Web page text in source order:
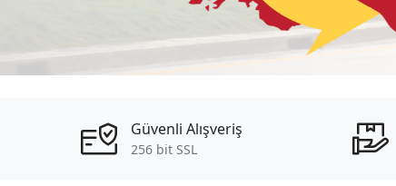
Güvenli Alışveriş
256 bit SSL